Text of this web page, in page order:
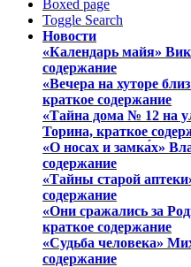
Boxed page
Toggle Search
Новости
«Календарь майя»
содержание
«Вечера на хуторе
краткое содержание
«Тайна дома № 12 на
Торина, краткое
«О носах и замка́х»
содержание
«Тайны старой
содержание
«Они сражались за
краткое содержание
«Судьба человека»
содержание